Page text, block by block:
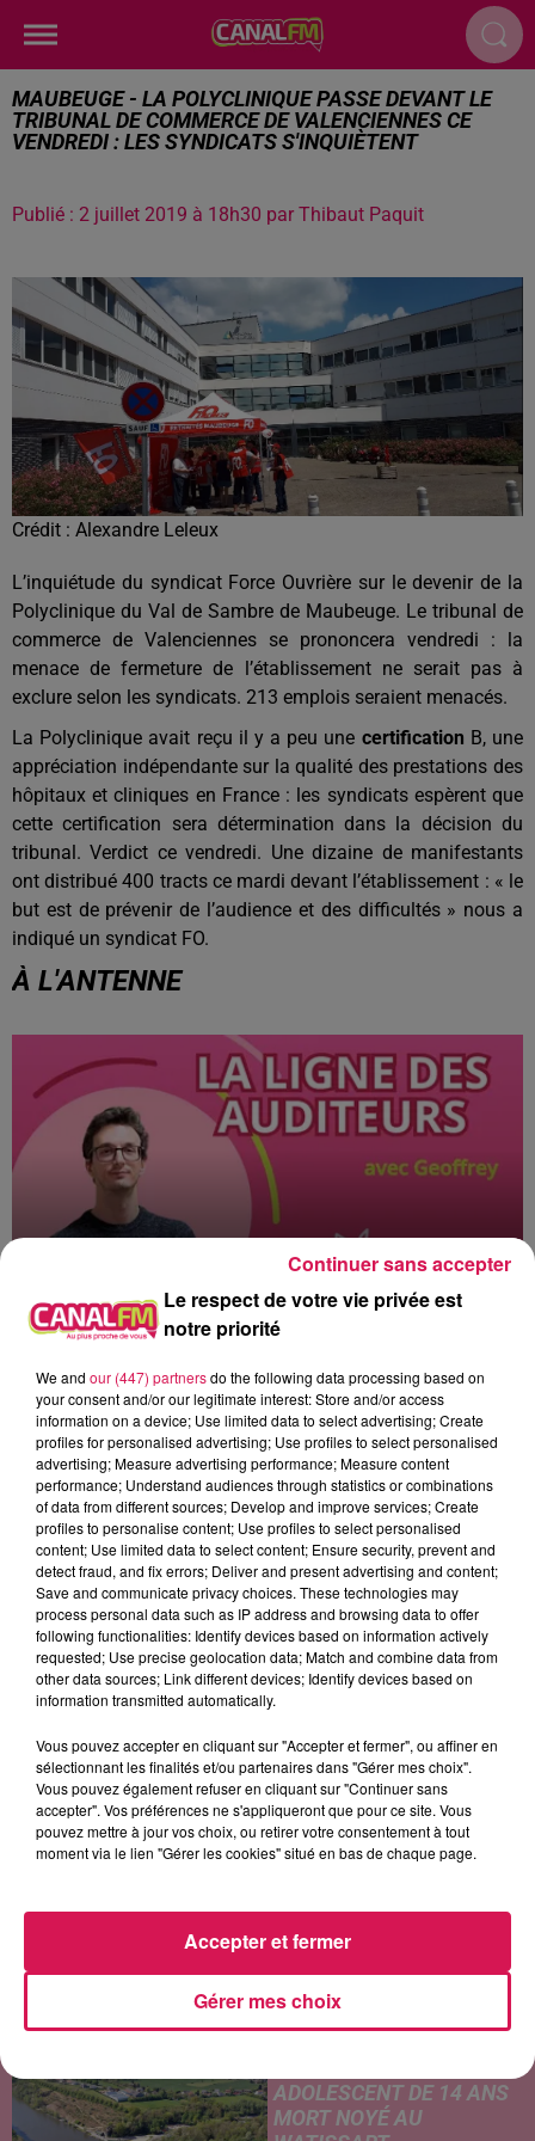
MAUBEUGE - LA POLYCLINIQUE PASSE DEVANT LE
TRIBUNAL DE COMMERCE DE VALENCIENNES CE
VENDREDI : LES SYNDICATS S'INQUIÈTENT
Publié : 2 juillet 2019 à 18h30 par Thibaut Paquit
Crédit : Alexandre Leleux
L’inquiétude du syndicat Force Ouvrière sur le devenir de la
Polyclinique du Val de Sambre de Maubeuge. Le tribunal de
commerce de Valenciennes se prononcera vendredi : la
menace de fermeture de l’établissement ne serait pas à
exclure selon les syndicats. 213 emplois seraient menacés.
La Polyclinique avait reçu il y a peu une certification B, une
appréciation indépendante sur la qualité des prestations des
hôpitaux et cliniques en France : les syndicats espèrent que
cette certification sera détermination dans la décision du
tribunal. Verdict ce vendredi. Une dizaine de manifestants
ont distribué 400 tracts ce mardi devant l’établissement : « le
but est de prévenir de l’audience et des difficultés » nous a
indiqué un syndicat FO.
À L'ANTENNE
9h00 - 13h00
la ligne des auditeurs
10h50
10h50
KT TUNSTALL
Black Horse
10h45
10h45
CHRISTOPHE WILLEM
Systaime
10h41
10h41
BEVERLEY CRAVEN
Promise Me
LES ARTICLES LES PLUS CONSULTÉS
CHALEUR ET RISQUE
SAMBRE-AVESNOIS-
THIÉRACHE
Un temps typiquement estival
et changeant concerne nos
d'averses orageuses...
ADOLESCENT DE 14 ANS
MORT NOYÉ AU
Le respect de votre vie privée est
notre priorité
We and our (447) partnersdo the following data processing based on
your consent and/or our legitimate interest: Store and/or access
information on a device; Use limited data to select advertising; Create
profiles for personalised advertising; Use profiles to select personalised
advertising; Measure advertising performance; Measure content
performance; Understand audiences through statistics or combinations
of data from different sources; Develop and improve services; Create
profiles to personalise content; Use profiles to select personalised
content; Use limited data to select content; Ensure security, prevent and
detect fraud, and fix errors; Deliver and present advertising and content;
Save and communicate privacy choices. These technologies may
process personal data such as IP address and browsing data to offer
following functionalities: Identify devices based on information actively
requested; Use precise geolocation data; Match and combine data from
other data sources; Link different devices; Identify devices based on
information transmitted automatically.
Vous pouvez accepter en cliquant sur "Accepter et fermer", ou affiner en
sélectionnant les finalités et/ou partenaires dans "Gérer mes choix".
Vous pouvez également refuser en cliquant sur "Continuer sans
accepter". Vos préférences ne s'appliqueront que pour ce site. Vous
pouvez mettre à jour vos choix, ou retirer votre consentement à tout
moment via le lien "Gérer les cookies" situé en bas de chaque page.
Gérer mes choix
Accepter et fermer
Continuer sans accepter